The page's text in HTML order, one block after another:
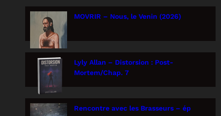
MOVRIR – Nous, le Venin (2026)
Lyly Allan – Distorsion : Post-
Mortem/Chap. 7
Rencontre avec les Brasseurs – ép